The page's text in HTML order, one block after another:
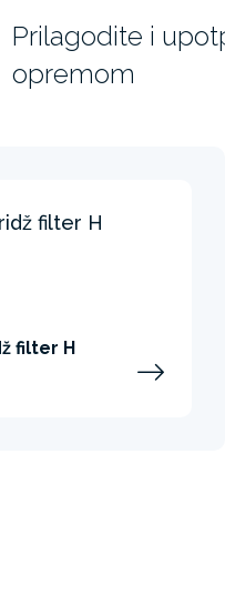
Prilagodite i
opremom
filter H